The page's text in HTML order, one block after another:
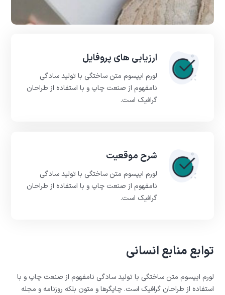
ارزیابی های پروفایل
لورم ایپسوم متن ساختگی با تولید سادگی
نامفهوم از صنعت چاپ و با استفاده از طراحان
گرافیک است.
شرح موقعیت
لورم ایپسوم متن ساختگی با تولید سادگی
نامفهوم از صنعت چاپ و با استفاده از طراحان
گرافیک است.
توابع منابع انسانی
لورم ایپسوم متن ساختگی با تولید سادگی نامفهوم از صنعت چاپ و با
استفاده از طراحان گرافیک است. چاپگرها و متون بلکه روزنامه و مجله